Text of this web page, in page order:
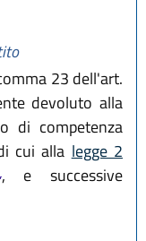
23 dell'art.
devoluto alla
di competenza
cui alla legge 2
, e successive